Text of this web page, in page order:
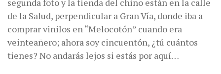
de la Salud, perpendicular a Gran Vía, donde iba a
comprar vinilos en “Melocotón” cuando era
veinteañero; ahora soy cincuentón, ¿tú cuántos
tienes? No andarás lejos si estás por aquí…